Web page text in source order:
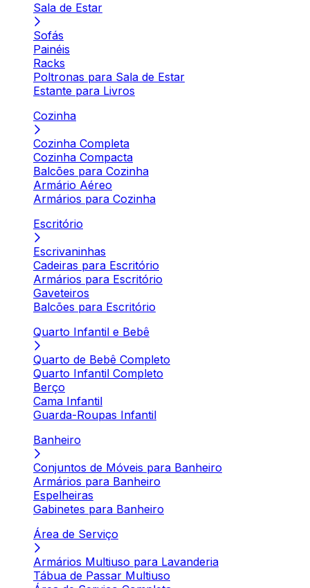
Sala de Estar
Sofás
Painéis
Racks
Poltronas para Sala de Estar
Estante para Livros
Cozinha
Cozinha Completa
Cozinha Compacta
Balcões para Cozinha
Armário Aéreo
Armários para Cozinha
Escritório
Escrivaninhas
Cadeiras para Escritório
Armários para Escritório
Gaveteiros
Balcões para Escritório
Quarto Infantil e Bebê
Quarto de Bebê Completo
Quarto Infantil Completo
Berço
Cama Infantil
Guarda-Roupas Infantil
Banheiro
Conjuntos de Móveis para Banheiro
Armários para Banheiro
Espelheiras
Gabinetes para Banheiro
Área de Serviço
Armários Multiuso para Lavanderia
Tábua de Passar Multiuso